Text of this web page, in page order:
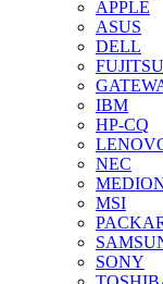
APPLE
ASUS
DELL
FUJITSU
IBM
HP-CQ
NEC
MSI
SONY